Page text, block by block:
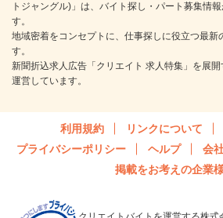
トジャングル)」は、バイト探し・パート募集情
す。
地域密着をコンセプトに、仕事探しに役立つ最新
す。
新聞折込求人広告「クリエイト 求人特集」を展
運営しています。
利用規約 リンクについて
プライバシーポリシー
ヘルプ 会
掲載をお考えの企業